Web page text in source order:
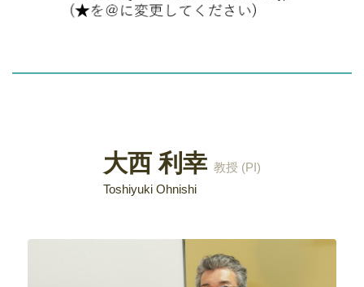
大西 利幸 教授 (PI)
Toshiyuki Ohnishi